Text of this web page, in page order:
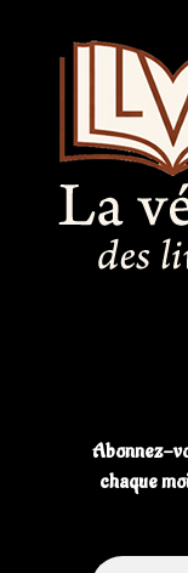
Abonnez-
chaque